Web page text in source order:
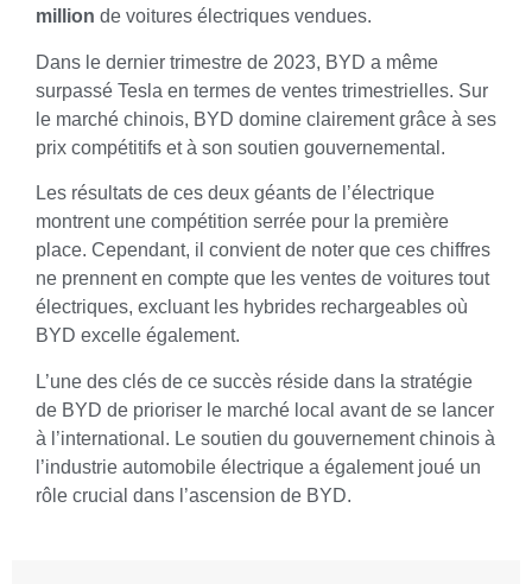
million de voitures électriques vendues.
Dans le dernier trimestre de 2023, BYD a même
surpassé Tesla en termes de ventes trimestrielles. Sur
le marché chinois, BYD domine clairement grâce à ses
prix compétitifs et à son soutien gouvernemental.
Les résultats de ces deux géants de l’électrique
montrent une compétition serrée pour la première
place. Cependant, il convient de noter que ces chiffres
ne prennent en compte que les ventes de voitures tout
électriques, excluant les hybrides rechargeables où
BYD excelle également.
L’une des clés de ce succès réside dans la stratégie
de BYD de prioriser le marché local avant de se lancer
à l’international. Le soutien du gouvernement chinois à
l’industrie automobile électrique a également joué un
rôle crucial dans l’ascension de BYD.